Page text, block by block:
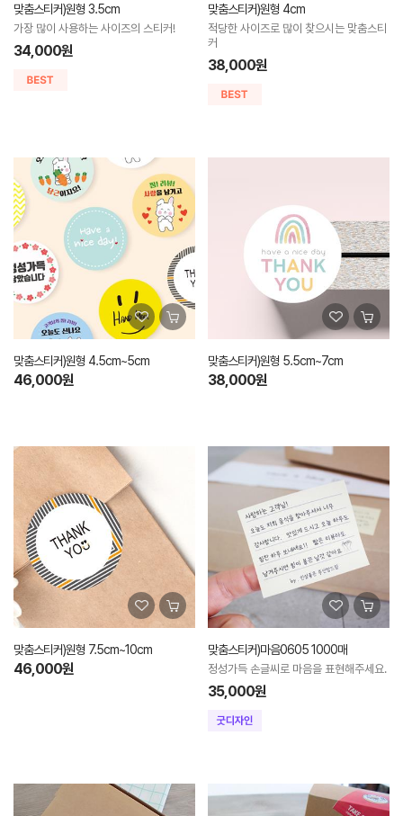
맞춤스티커)원형 3.5cm
가장 많이 사용하는 사이즈의 스티커!
34,000원
맞춤스티커)원형 4cm
적당한 사이즈로 많이 찾으시는 맞춤스티
커
38,000원
맞춤스티커)원형 4.5cm~5cm
46,000원
맞춤스티커)원형 5.5cm~7cm
38,000원
맞춤스티커)원형 7.5cm~10cm
46,000원
맞춤스티커)마음0605 1000매
정성가득 손글씨로 마음을 표현해주세요.
35,000원